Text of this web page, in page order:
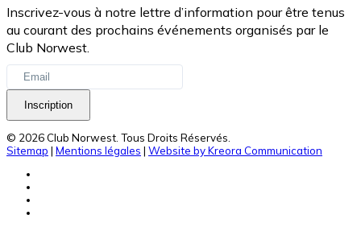
Inscrivez-vous à notre lettre d’information pour être tenus
au courant des prochains événements organisés par le
Club Norwest.
Inscription
© 2026 Club Norwest. Tous Droits Réservés.
Sitemap | Mentions légales | Website by Kreora Communication